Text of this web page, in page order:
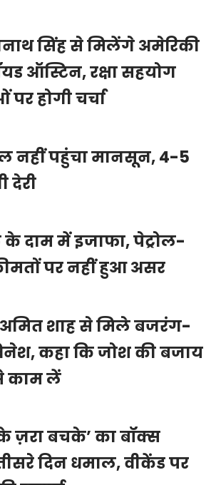
सिंह से मिलेंगे अमेरिकी
ऑस्टिन, रक्षा सहयोग
होगी चर्चा
पहुंचा मानसून, 4-5
देरी
दाम में इजाफा, पेट्रोल-
पर नहीं हुआ असर
अमित शाह से मिले बजरंग-
कहा कि जोश की बजाय
काम लें
ज़रा बचके’ का बॉक्स
दिन धमाल, वीकेंड पर